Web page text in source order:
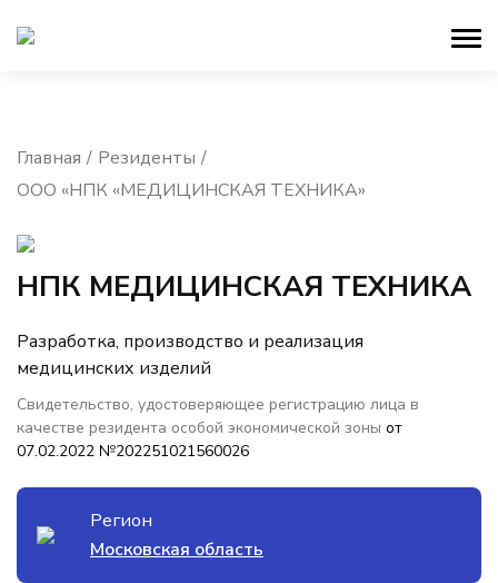
Главная
Резиденты
ООО «НПК «МЕДИЦИНСКАЯ ТЕХНИКА»
НПК МЕДИЦИНСКАЯ ТЕХНИКА
Разработка, производство и реализация
медицинских изделий
Свидетельство, удостоверяющее регистрацию лица в
качестве резидента особой экономической зоны от
07.02.2022 №202251021560026
Регион
Московская область